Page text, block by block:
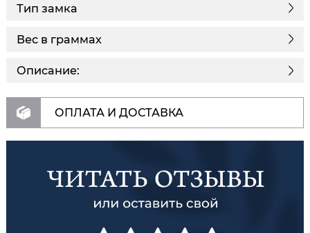
Тип замка
Описание:
Вес в граммах
ОПЛАТА И ДОСТАВКА